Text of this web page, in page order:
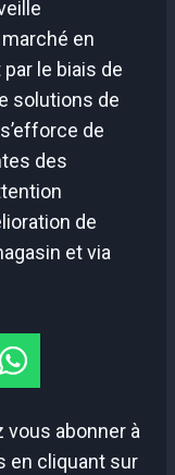
en
le biais de
solutions de
de
des
de
et via
vous abonner à
en cliquant sur